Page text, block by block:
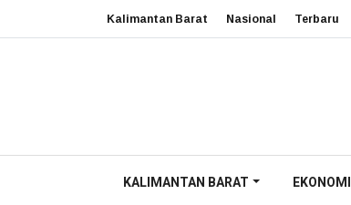
Kalimantan Barat Nasional Terbaru
KALIMANTAN BARAT EKONOMI